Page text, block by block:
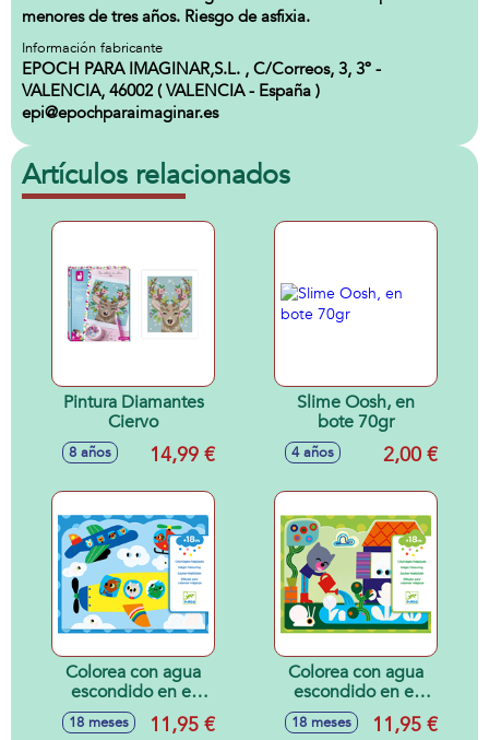
menores de tres años. Riesgo de asfixia.
Información fabricante
EPOCH PARA IMAGINAR,S.L. , C/Correos, 3, 3º -
VALENCIA, 46002 ( VALENCIA - España )
epi@epochparaimaginar.es
Artículos relacionados
Pintura Diamantes
Ciervo
8 años 14,99 €
Slime Oosh, en
bote 70gr
4 años 2,00 €
Colorea con agua
escondido en el
cielo
18 meses 11,95 €
Colorea con agua
escondido en el
jardín
18 meses 11,95 €